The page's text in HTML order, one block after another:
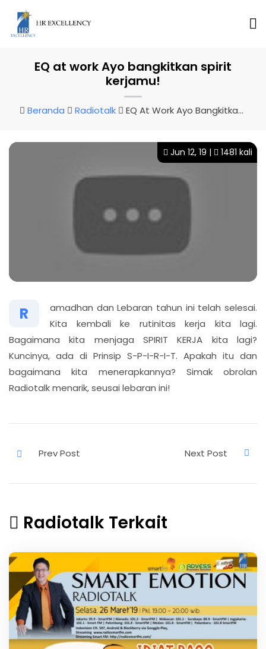
EQ at work Ayo bangkitkan spirit
kerjamu!
Beranda Radiotalk EQ At Work Ayo Bangkitkan Spirit Kerjamu!
Jun 12, 19 | 1481 kali
R
amadhan dan Lebaran tahun ini telah selesai.
Kita kembali ke rutinitas kerja kita lagi.
Bagaimana kita menjaga SPIRIT KERJA kita lagi?
Kuncinya, ada di Prinsip S-P-I-R-I-T. Apakah itu dan
bagaimana kita menerapkannya? Simak obrolan
Radiotalk menarik, seusai lebaran ini!
Radiotalk Terkait